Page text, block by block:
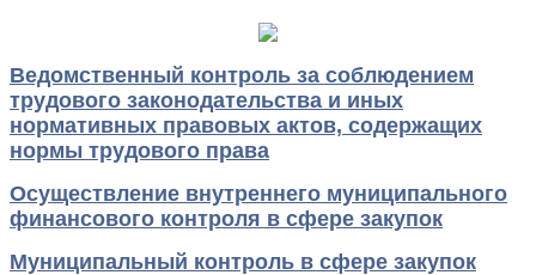
Ведомственный контроль за соблюдением
трудового законодательства и иных
нормативных правовых актов, содержащих
нормы трудового права
Осуществление внутреннего муниципального
финансового контроля в сфере закупок
Муниципальный контроль в сфере закупок